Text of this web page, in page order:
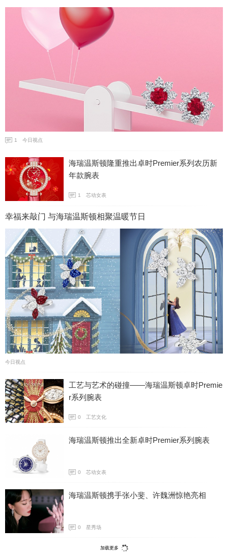
1 今日视点
海瑞温斯顿隆重推出卓时Premier系列农历新
年款腕表
1 芯动女表
幸福来敲门 与海瑞温斯顿相聚温暖节日
今日视点
工艺与艺术的碰撞——海瑞温斯顿卓时Premie
r系列腕表
0 工艺文化
海瑞温斯顿推出全新卓时Premier系列腕表
0 芯动女表
海瑞温斯顿携手张小斐、许魏洲惊艳亮相
0 星秀场
加载更多